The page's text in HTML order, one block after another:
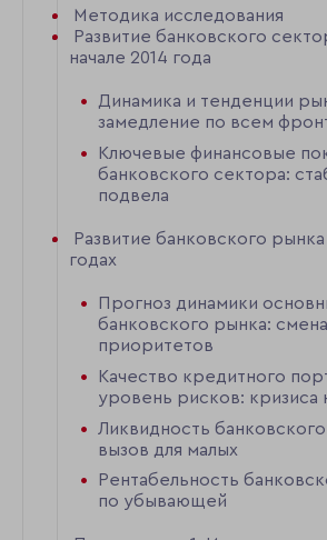
Методика исследования
Развитие банковского
начале 2014 года
Динамика и тенденции
замедление по всем
Ключевые финансовые
банковского сектора:
подвела
Развитие банковского рынка
годах
Прогноз динамики
банковского рынка: смена
приоритетов
Качество кредитного
уровень рисков: кризиса
Ликвидность
вызов для малых
Рентабельность
по убывающей